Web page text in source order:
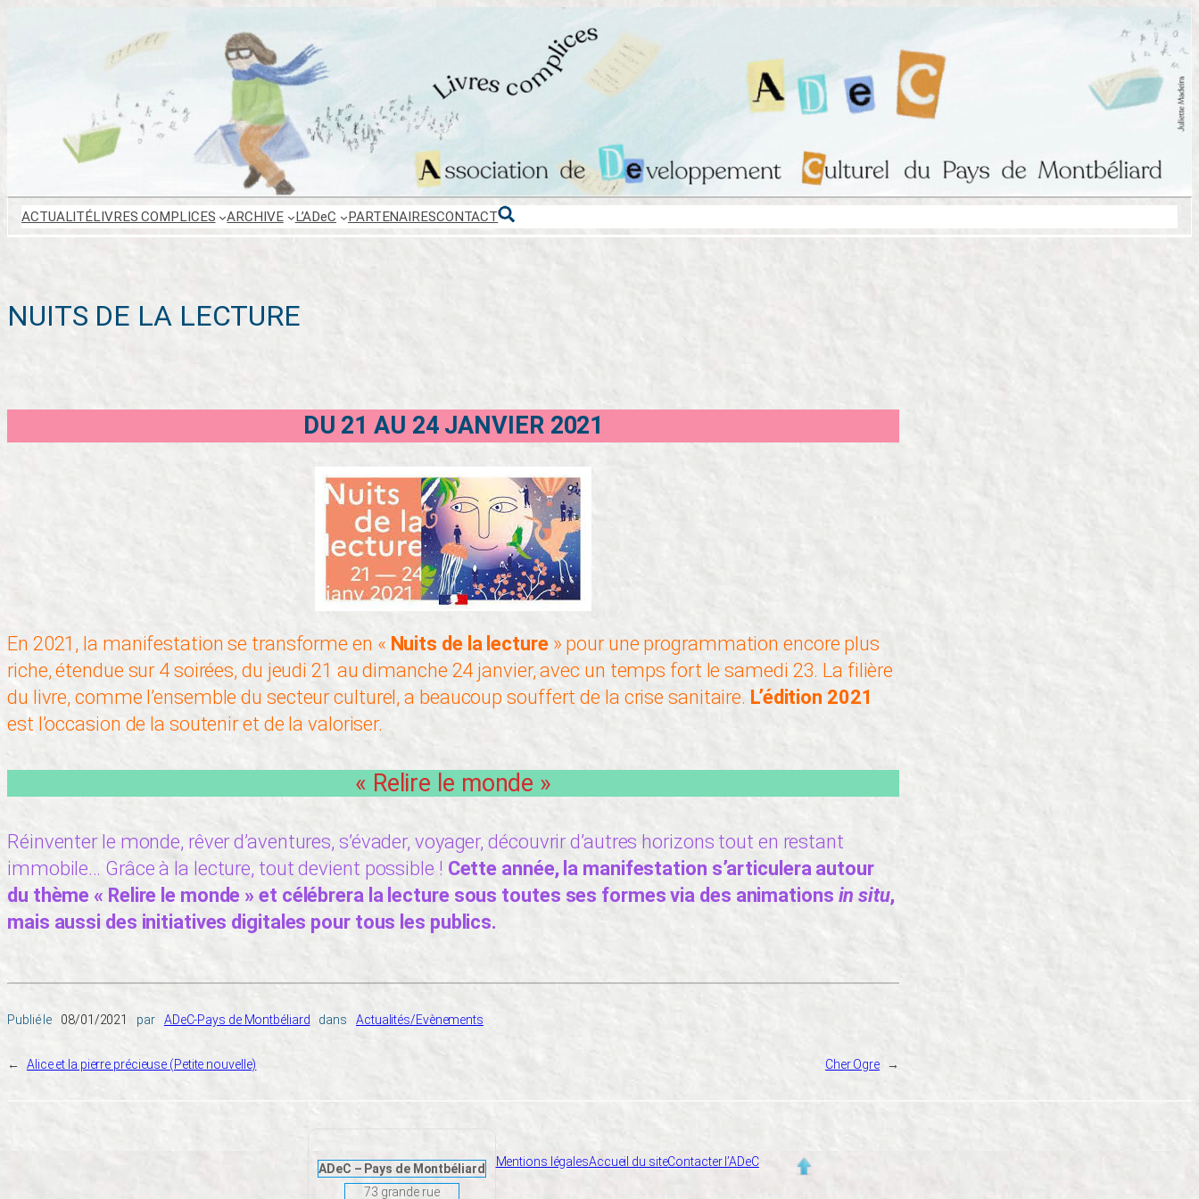
ACTUALITÉLIVRES COMPLICES ARCHIVE L’ADeC PARTENAIRESCONTACT
NUITS DE LA LECTURE
DU 21 AU 24 JANVIER 2021
En 2021, la manifestation se transforme en « Nuits de la lecture» pour une programmation encore plus
riche, étendue sur 4 soirées, du jeudi 21 au dimanche 24 janvier, avec un temps fort le samedi 23. La filière
du livre, comme l’ensemble du secteur culturel, a beaucoup souffert de la crise sanitaire. L’édition 2021
est l’occasion de la soutenir et de la valoriser.
« Relire le monde »
Réinventer le monde, rêver d’aventures, s’évader, voyager, découvrir d’autres horizons tout en restant
immobile… Grâce à la lecture, tout devient possible ! Cette année, la manifestation s’articulera autour
du thème « Relire le monde » et célébrera la lecture sous toutes ses formes via des animations in situ,
mais aussi des initiatives digitales pour tous les publics.
Publié le 08/01/2021 par ADeC-Pays de Montbéliard dans Actualités/Evènements
← Alice et la pierre précieuse (Petite nouvelle) Cher Ogre →
ADeC – Pays de Montbéliard
73 grande rue
Mentions légalesAccueil du siteContacter l’ADeC